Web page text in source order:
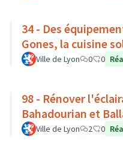
34 - Des
Gones, la cuisine
Ville de Lyon 0 0
98 - Rénover
Bahadourian et
Ville de Lyon 2 0